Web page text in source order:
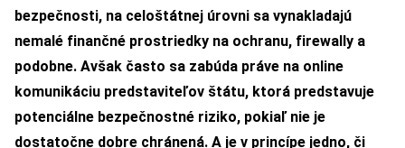
bezpečnosti, na celoštátnej úrovni sa vynakladajú
nemalé finančné prostriedky na ochranu, firewally a
podobne. Avšak často sa zabúda práve na online
komunikáciu predstaviteľov štátu, ktorá predstavuje
potenciálne bezpečnostné riziko, pokiaľ nie je
dostatočne dobre chránená. A je v princípe jedno, či